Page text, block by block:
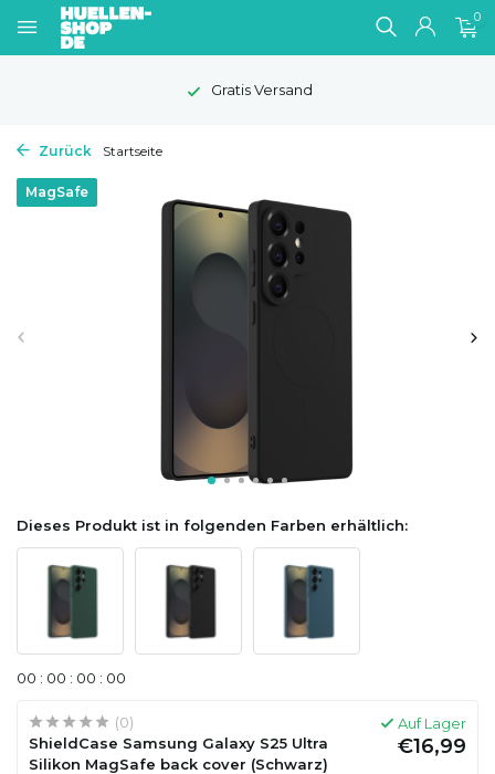
0
Gratis Versand
Zurück Startseite
MagSafe
Dieses Produkt ist in folgenden Farben erhältlich:
00 : 00 : 00 : 00
(0)
ShieldCase Samsung Galaxy S25 Ultra
Silikon MagSafe back cover (Schwarz)
Auf Lager
€16,99